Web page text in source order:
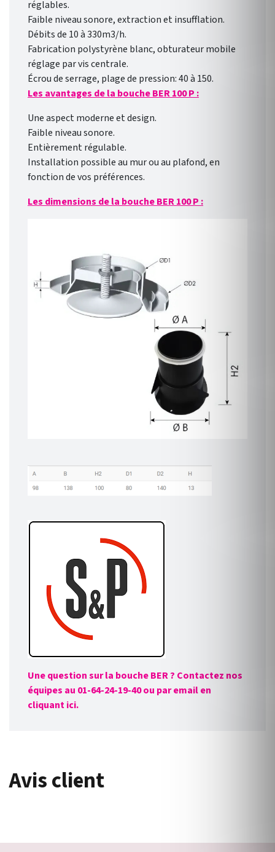
réglables.
Faible niveau sonore, extraction et insufflation.
Débits de 10 à 330m3/h.
Fabrication polystyrène blanc, obturateur mobile
réglage par vis centrale.
Écrou de serrage, plage de pression: 40 à 150.
Les avantages de la bouche BER 100 P :
Une aspect moderne et design.
Faible niveau sonore.
Entièrement régulable.
Installation possible au mur ou au plafond, en
fonction de vos préférences.
Les dimensions de la bouche BER 100 P :
Une question sur la bouche BER ? Contactez nos
équipes au 01-64-24-19-40 ou par email en
cliquant ici.
Avis client